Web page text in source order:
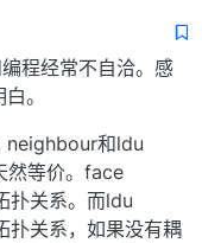
程经常不自洽。感
。
neighbour和ldu
然等价。face
扑关系。而ldu
扑关系，如果没有耦